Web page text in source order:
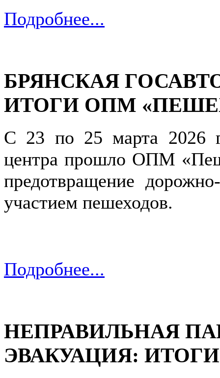
Подробнее...
БРЯНСКАЯ
ИТОГИ ОПМ
С 23 по 25 марта 2026
центра прошло ОПМ
предотвращение
участием пешеходов.
Подробнее...
НЕПРАВИЛЬНАЯ
ЭВАКУАЦИЯ: